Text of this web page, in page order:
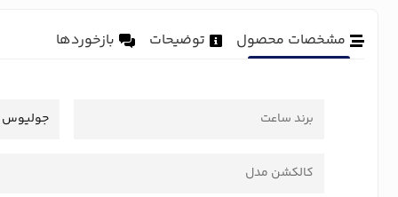
مشخصات محصول توضیحات بازخوردها
برند ساعت جولیوس
کالکشن مدل